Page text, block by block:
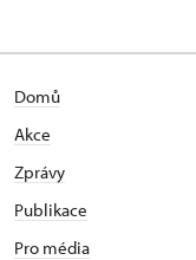
Domů
Akce
Zprávy
Publikace
Pro média